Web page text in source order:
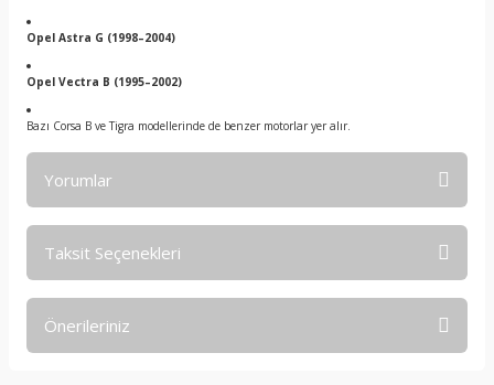
Opel Astra G (1998–2004)
Opel Vectra B (1995–2002)
Bazı Corsa B ve Tigra modellerinde de benzer motorlar yer alır.
Yorumlar
Taksit Seçenekleri
Önerileriniz